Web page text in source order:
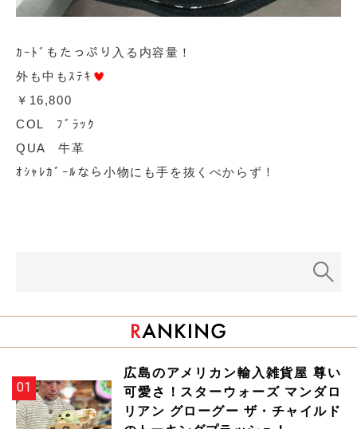
ｶｰﾄﾞもたっぷり入る内容量！
外も中もｽﾃｷ
￥16,800
COL ﾌﾞﾗｯｸ
QUA 牛革
ｵｼｬﾚｶﾞｰﾙなら小物にも手を抜くべからず！
広島のアメリカン輸入雑貨屋 尊い
可愛さ！スターウォーズ マンダロ
リアン グローグー ザ・チャイルド